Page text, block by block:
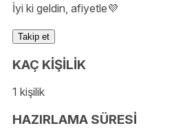
İyi ki geldin, afiyetle💜
Takip et
KAÇ KİŞİLİK
1 kişilik
HAZIRLAMA SÜRESİ